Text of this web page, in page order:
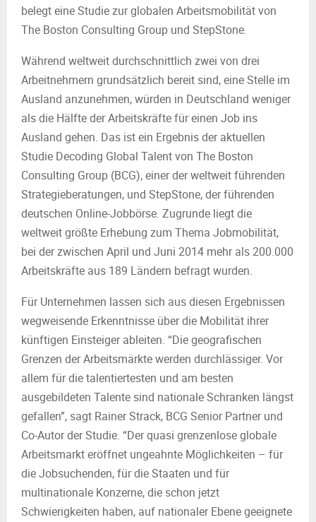
belegt eine Studie zur globalen Arbeitsmobilität von
The Boston Consulting Group und StepStone.
Während weltweit durchschnittlich zwei von drei
Arbeitnehmern grundsätzlich bereit sind, eine Stelle im
Ausland anzunehmen, würden in Deutschland weniger
als die Hälfte der Arbeitskräfte für einen Job ins
Ausland gehen. Das ist ein Ergebnis der aktuellen
Studie Decoding Global Talent von The Boston
Consulting Group (BCG), einer der weltweit führenden
Strategieberatungen, und StepStone, der führenden
deutschen Online-Jobbörse. Zugrunde liegt die
weltweit größte Erhebung zum Thema Jobmobilität,
bei der zwischen April und Juni 2014 mehr als 200.000
Arbeitskräfte aus 189 Ländern befragt wurden.
Für Unternehmen lassen sich aus diesen Ergebnissen
wegweisende Erkenntnisse über die Mobilität ihrer
künftigen Einsteiger ableiten. “Die geografischen
Grenzen der Arbeitsmärkte werden durchlässiger. Vor
allem für die talentiertesten und am besten
ausgebildeten Talente sind nationale Schranken längst
gefallen”, sagt Rainer Strack, BCG Senior Partner und
Co-Autor der Studie. “Der quasi grenzenlose globale
Arbeitsmarkt eröffnet ungeahnte Möglichkeiten – für
die Jobsuchenden, für die Staaten und für
multinationale Konzerne, die schon jetzt
Schwierigkeiten haben, auf nationaler Ebene geeignete